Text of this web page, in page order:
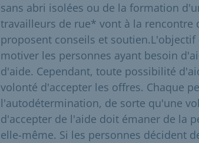
sans abri isolées ou de la formation
travailleurs de rue* vont à la rencontre
proposent conseils et
motiver les personnes ayant besoin
d'aide. Cependant, toute possibilité
volonté d'accepter les offres. Chaque
l'autodétermination, de sorte qu'une
d'accepter de l'aide doit émaner de la
elle-même. Si les personnes décident